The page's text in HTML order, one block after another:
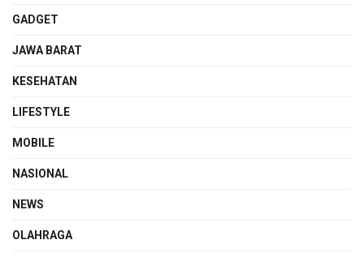
GADGET
JAWA BARAT
KESEHATAN
LIFESTYLE
MOBILE
NASIONAL
NEWS
OLAHRAGA